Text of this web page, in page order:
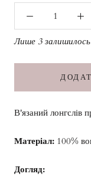
Лише 3
В'язаний лонгслів
Матеріал: 100%
Догляд: